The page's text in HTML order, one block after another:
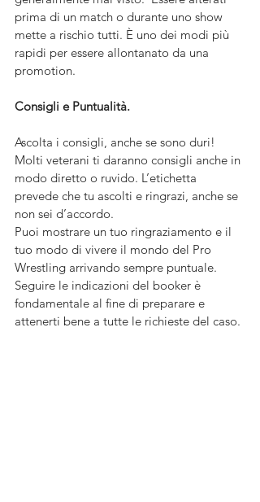
prima di un match o durante uno show
mette a rischio tutti. È uno dei modi più
rapidi per essere allontanato da una
promotion.
Consigli e Puntualità.
Ascolta i consigli, anche se sono duri!
Molti veterani ti daranno consigli anche in
modo diretto o ruvido. L’etichetta
prevede che tu ascolti e ringrazi, anche se
non sei d’accordo.
Puoi mostrare un tuo ringraziamento e il
tuo modo di vivere il mondo del Pro
Wrestling arrivando sempre puntuale.
Seguire le indicazioni del booker è
fondamentale al fine di preparare e
attenerti bene a tutte le richieste del caso.